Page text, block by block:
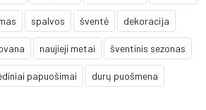
spalvos šventė dekoracija
naujieji metai šventinis sezonas
papuošimai durų puošmena